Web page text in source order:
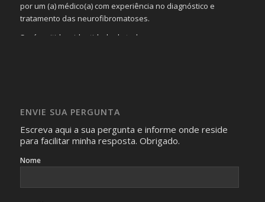
por um (a) médico(a) com experiência no diagnóstico e
tratamento das neurofibromatoses.
Será omitida a identidade de todas as pessoas que
identificação da pessoa fotografada.
ENVIE SUA PERGUNTA
Escreva aqui a sua pergunta e informe onde reside
para facilitar minha resposta. Obrigado.
Nome